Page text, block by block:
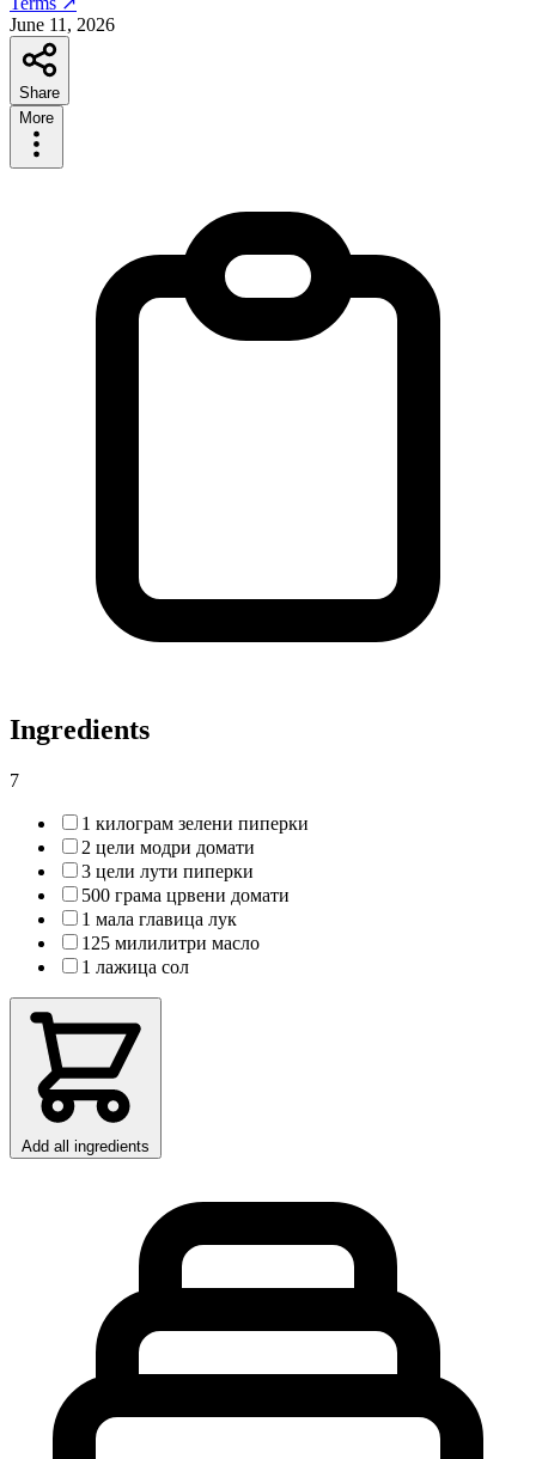
June 11, 2026
Share
More
Ingredients
7
1 килограм зелени пиперки
2 цели модри домати
3 цели лути пиперки
500 грама црвени домати
1 мала главица лук
125 милилитри масло
1 лажица сол
Add all ingredients